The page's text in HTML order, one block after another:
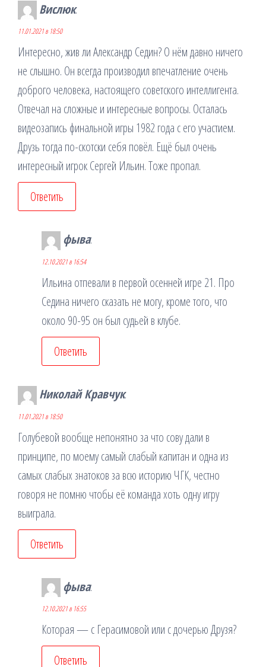
Вислюк:
11.01.2021 в 18:50
Интересно, жив ли Александр Седин? О нём давно ничего
не слышно. Он всегда производил впечатление очень
доброго человека, настоящего советского интеллигента.
Отвечал на сложные и интересные вопросы. Осталась
видеозапись финальной игры 1982 года с его участием.
Друзь тогда по-скотски себя повёл. Ещё был очень
интересный игрок Сергей Ильин. Тоже пропал.
Ответить
фыва:
12.10.2021 в 16:54
Ильина отпевали в первой осенней игре 21. Про
Седина ничего сказать не могу, кроме того, что
около 90-95 он был судьей в клубе.
Ответить
Николай Кравчук:
11.01.2021 в 18:50
Голубевой вообще непонятно за что сову дали в
принципе, по моему самый слабый капитан и одна из
самых слабых знатоков за всю историю ЧГК, честно
говоря не помню чтобы её команда хоть одну игру
выиграла.
Ответить
фыва:
12.10.2021 в 16:55
Которая — с Герасимовой или с дочерью Друзя?
Ответить